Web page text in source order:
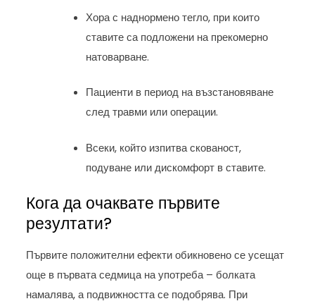
Хора с наднормено тегло, при които
ставите са подложени на прекомерно
натоварване.
Пациенти в период на възстановяване
след травми или операции.
Всеки, който изпитва скованост,
подуване или дискомфорт в ставите.
Кога да очаквате първите
резултати?
Първите положителни ефекти обикновено се усещат
още в първата седмица на употреба – болката
намалява, а подвижността се подобрява. При